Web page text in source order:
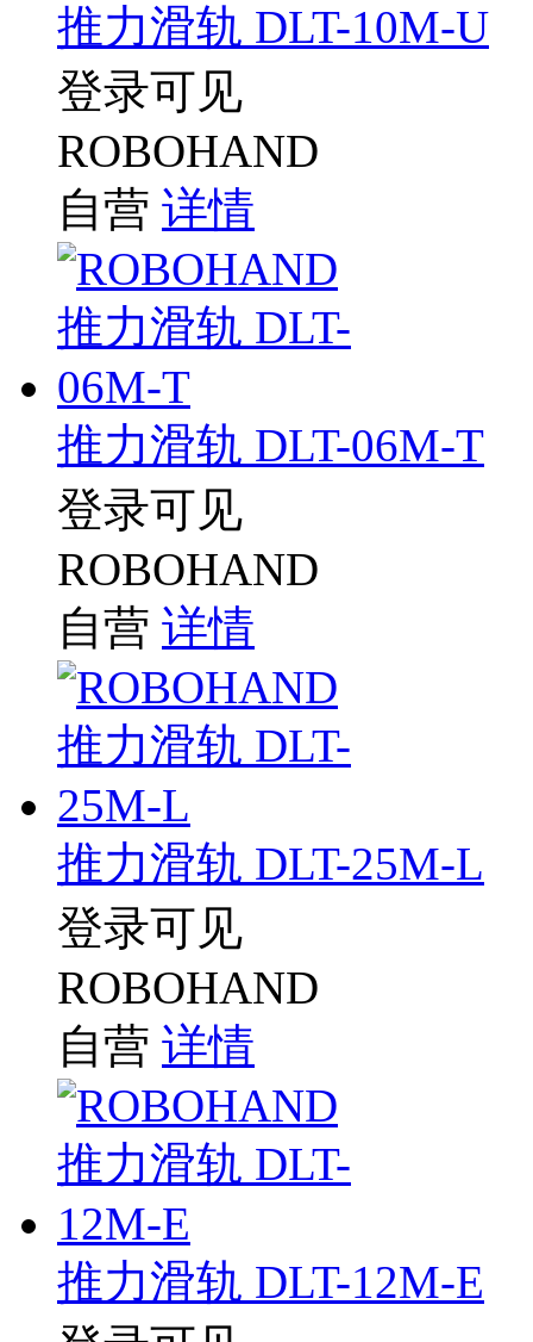
推力滑轨 DLT-10M-U
登录可见
ROBOHAND
自营 详情
推力滑轨 DLT-06M-T
登录可见
ROBOHAND
自营 详情
推力滑轨 DLT-25M-L
登录可见
ROBOHAND
自营 详情
推力滑轨 DLT-12M-E